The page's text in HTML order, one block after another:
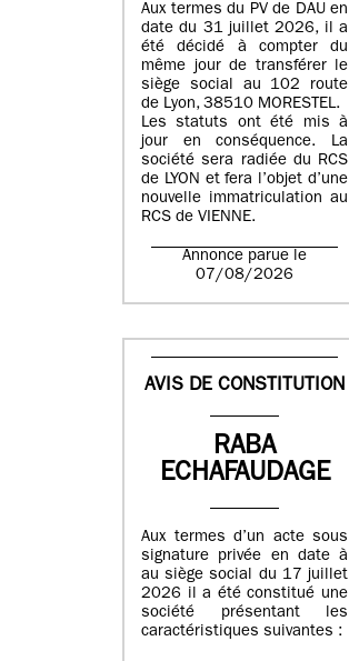
Aux termes du PV de DAU en
date du 31 juillet 2026, il a
été décidé à compter du
même jour de transférer le
siège social au 102 route
de Lyon, 38510 MORESTEL.
Les statuts ont été mis à
jour en conséquence. La
société sera radiée du RCS
de LYON et fera l’objet d’une
nouvelle immatriculation au
RCS de VIENNE.
Annonce parue le
07/08/2026
AVIS DE CONSTITUTION
RABA
ECHAFAUDAGE
Aux termes d’un acte sous
signature privée en date à
au siège social du 17 juillet
2026 il a été constitué une
société présentant les
caractéristiques suivantes :